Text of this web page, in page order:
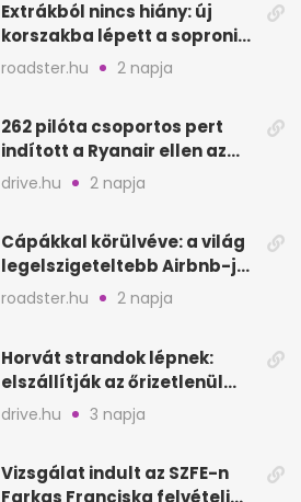
Extrákból nincs hiány: új
korszakba lépett a soproni
Fagus Hotel
roadster.hu 2 napja
262 pilóta csoportos pert
indított a Ryanair ellen az
Egyesült Királyságban
drive.hu 2 napja
Cápákkal körülvéve: a világ
legelszigeteltebb Airbnb-je
a nyílt tengeren
roadster.hu 2 napja
Horvát strandok lépnek:
elszállítják az őrizetlenül
hagyott törölközőket
drive.hu 3 napja
Vizsgálat indult az SZFE-n
Farkas Franciska felvételi